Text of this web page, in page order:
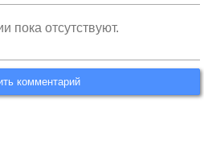
пока отсутствуют.
комментарий